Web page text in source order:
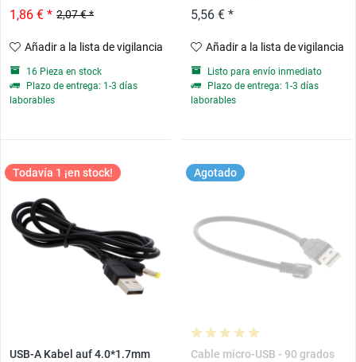
2,07 € *
1,86 € *
Añadir a la lista de vigilancia
16 Pieza en stock
Plazo de entrega: 1-3 días
laborables
5,56 € *
Añadir a la lista de vigilancia
Listo para envío inmediato
Plazo de entrega: 1-3 días
laborables
Todavía 1 ¡en stock!
USB-A Kabel auf 4.0*1.7mm
Agotado
Cable micro-USB - 90 grados